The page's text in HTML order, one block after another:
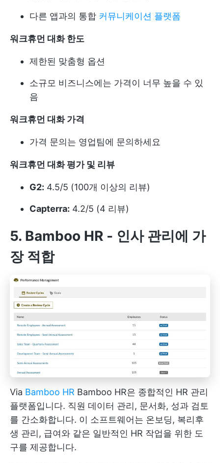
다른 앱과의 통합 커뮤니케이션 플랫폼
워크휴먼 대화 한도
제한된 맞춤형 옵션
소규모 비즈니스에는 가격이 너무 높을 수 있
음
워크휴먼 대화 가격
가격 문의는 영업팀에 문의하세요
워크휴먼 대화 평가 및 리뷰
G2: 4.5/5 (100개 이상의 리뷰)
Capterra: 4.2/5 (4 리뷰)
5. Bamboo HR - 인사 관리에 가
장 적합
Via Bamboo HR Bamboo HR은 종합적인 HR 관리
플랫폼입니다. 직원 데이터 관리, 문서화, 성과 검토
를 간소화합니다. 이 소프트웨어는 온보딩, 복리후
생 관리, 급여와 같은 일반적인 HR 작업을 위한 도
구를 제공합니다.